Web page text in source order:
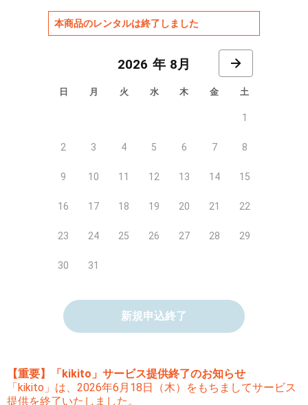
本商品のレンタルは終了しました
8月
日 月 火 水 木 金 土
1
2 3 4 5 6 7 8
9 10 11 12 13 14 15
16 17 18 19 20 21 22
23 24 25 26 27 28 29
30 31
新規申込終了
【重要】「kikito」サービス提供終了のお知らせ
「kikito」は、2026年6月18日（木）をもちましてサービス
提供を終了いたしました。